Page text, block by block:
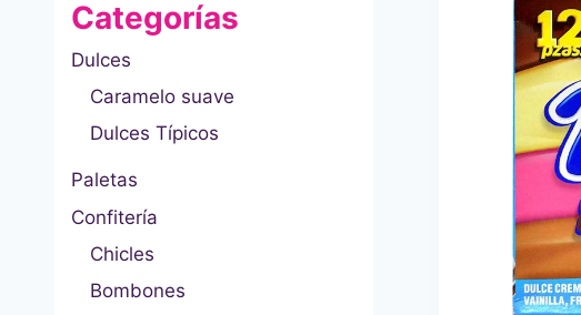
Categorías
Dulces
Caramelo suave
Dulces Típicos
Paletas
Confitería
Chicles
Bombones